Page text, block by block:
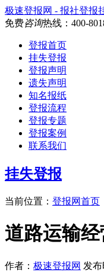
极速登报网 - 报社登报
免费咨询热线： 400-
登报首页
挂失登报
登报声明
遗失声明
知名报纸
登报流程
登报专题
登报案例
联系我们
挂失登报
当前位置： 登报网首页
道路运输
作者： 极速登报网 发布